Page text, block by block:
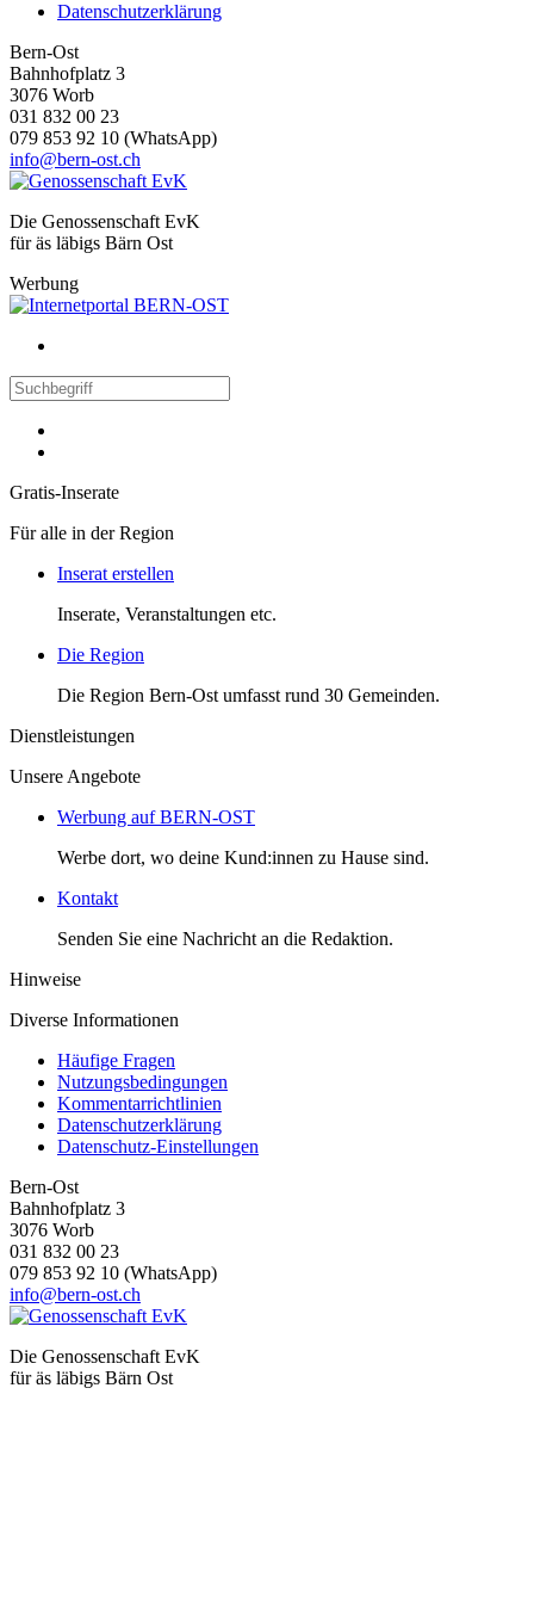
Datenschutzerklärung
Bern-Ost
Bahnhofplatz 3
3076 Worb
031 832 00 23
079 853 92 10 (WhatsApp)
info@bern-ost.ch
Die Genossenschaft EvK
für äs läbigs Bärn Ost
Werbung
Gratis-Inserate
Für alle in der Region
Inserat erstellen
Inserate, Veranstaltungen etc.
Die Region
Die Region Bern-Ost umfasst rund 30 Gemeinden.
Dienstleistungen
Unsere Angebote
Werbung auf BERN-OST
Werbe dort, wo deine Kund:innen zu Hause sind.
Kontakt
Senden Sie eine Nachricht an die Redaktion.
Hinweise
Diverse Informationen
Häufige Fragen
Nutzungsbedingungen
Kommentarrichtlinien
Datenschutzerklärung
Datenschutz-Einstellungen
Bern-Ost
Bahnhofplatz 3
3076 Worb
031 832 00 23
079 853 92 10 (WhatsApp)
info@bern-ost.ch
Die Genossenschaft EvK
für äs läbigs Bärn Ost